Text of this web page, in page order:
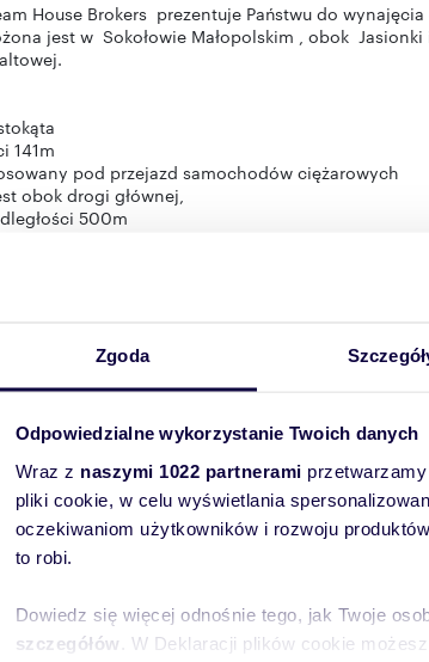
Zgoda
Odpowiedzialne wykorzystanie Twoich danych
Wraz z naszymi 1022 partnerami
pliki cookie, w celu wyświetlania
oczekiwaniom użytkowników i rozwoju
to robi.
Dowiedz się więcej odnośnie tego, jak Twoje
szczegółów . W Deklaracji plików cookie
House Brokers prezentuje Państwu do wynajęcia
jest w Sokołowie Małopolskim , obok
141m
pod przejazd samochodów ciężarowych
obok drogi głównej,
500m
oraz centrum Rzeszowa drogą ekspresową S19,
na halę usługowo-magazynową
hali usługowo- magazynowej. Nieruchomość
odbioru produktów i wiele innych.
jest budowa stacji PKP oraz innych obiektów
najmu podlegają negocjacji.
pobieramy prowizję!
naszym biurem!
Plewako